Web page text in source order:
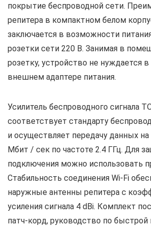
покрытие беспроводной сети.
репитера в компактном белом
заключается в возможности
розетки сети 220 В. Занимая в
розетку, устройство не нуждается
внешнем адаптере питания.
Усилитель беспроводного сигнала
соответствует стандарту
и осуществляет передачу данных
Мбит / сек по частоте 2.4 ГГц. Для
подключения можно использовать
Стабильность соединения Wi-Fi
наружные антенны репитера с
усиления сигнала 4 dBi. Комплект
патч-корд, руководство по быстрой